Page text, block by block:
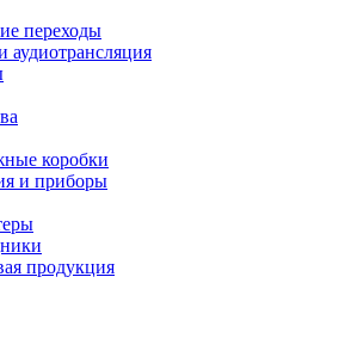
переходы
коробки
и приборы
продукция